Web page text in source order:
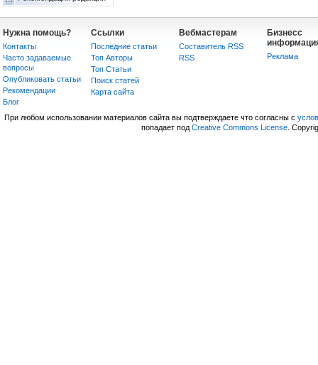
Нужна помощь?
Контакты
Часто задаваемые
вопросы
Опубликовать статьи
Рекомендации
Блог
Ссылки
Последние статьи
Топ Авторы
Топ Статьи
Поиск статей
Карта сайта
Вебмастерам
Составитель RSS
RSS
Бизнесс
Реклама
При любом использовании материалов сайта вы подтверждаете что согласны с
попадает под Creative Commons License.